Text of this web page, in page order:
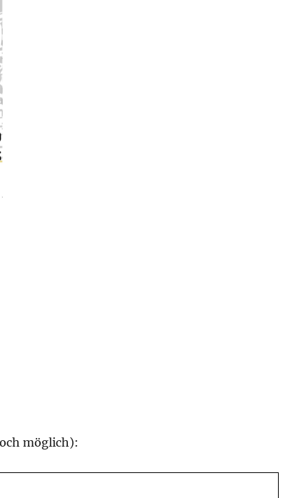
möglich):